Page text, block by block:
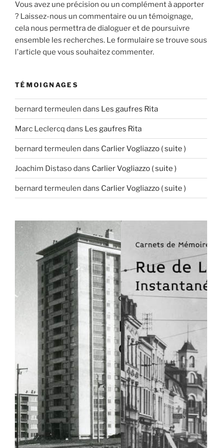
Vous avez une précision ou un complément à apporter
? Laissez-nous un commentaire ou un témoignage,
cela nous permettra de dialoguer et de poursuivre
ensemble les recherches. Le formulaire se trouve sous
l'article que vous souhaitez commenter.
TÉMOIGNAGES
bernard termeulen dans Les gaufres Rita
Marc Leclercq dans Les gaufres Rita
bernard termeulen dans Carlier Vogliazzo ( suite )
Joachim Distasodans Carlier Vogliazzo ( suite )
bernard termeulen dans Carlier Vogliazzo ( suite )